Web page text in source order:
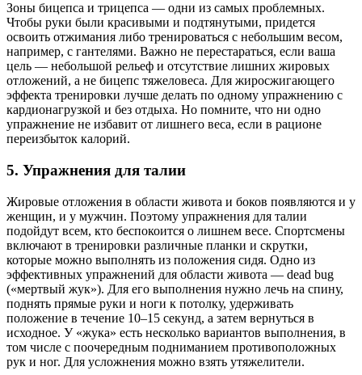
Зоны бицепса и трицепса — одни из самых проблемных.
Чтобы руки были красивыми и подтянутыми, придется
освоить отжимания либо тренироваться с небольшим весом,
например, с гантелями. Важно не перестараться, если ваша
цель — небольшой рельеф и отсутствие лишних жировых
отложений, а не бицепс тяжеловеса. Для жиросжигающего
эффекта тренировки лучше делать по одному упражнению с
кардионагрузкой и без отдыха. Но помните, что ни одно
упражнение не избавит от лишнего веса, если в рационе
переизбыток калорий.
5. Упражнения для талии
Жировые отложения в области живота и боков появляются и у
женщин, и у мужчин. Поэтому упражнения для талии
подойдут всем, кто беспокоится о лишнем весе. Спортсмены
включают в тренировки различные планки и скрутки,
которые можно выполнять из положения сидя. Одно из
эффективных упражнений для области живота — dead bug
(«мертвый жук»). Для его выполнения нужно лечь на спину,
поднять прямые руки и ноги к потолку, удерживать
положение в течение 10–15 секунд, а затем вернуться в
исходное. У «жука» есть несколько вариантов выполнения, в
том числе с поочередным подниманием противоположных
рук и ног. Для усложнения можно взять утяжелители.